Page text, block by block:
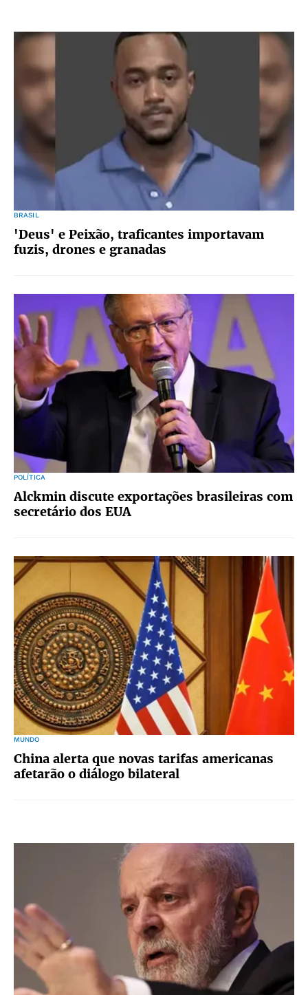
BRASIL
'Deus' e Peixão, traficantes importavam
fuzis, drones e granadas
POLÍTICA
Alckmin discute exportações brasileiras com
secretário dos EUA
MUNDO
China alerta que novas tarifas americanas
afetarão o diálogo bilateral